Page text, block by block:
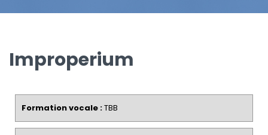
Improperium
Formation vocale :TBB